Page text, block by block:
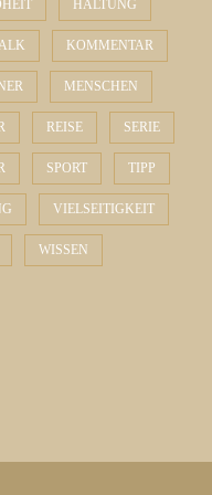
Ade, plitsch-platsch
Badespaß
Comment
HALTUNG
KOMMENTAR
MENSCHEN
REISE SERIE
SPORT TIPP
VIELSEITIGKEIT
WISSEN